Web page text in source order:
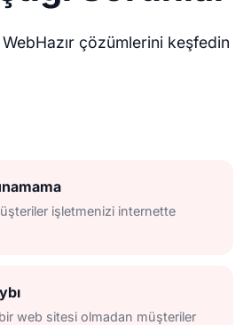
WebHazır çözümlerini keşfedin
işletmenizi internette
web sitesi olmadan müşteriler